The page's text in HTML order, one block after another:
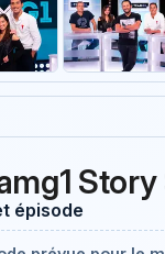
épisode